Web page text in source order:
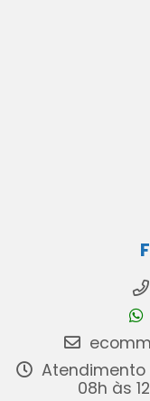
08h às